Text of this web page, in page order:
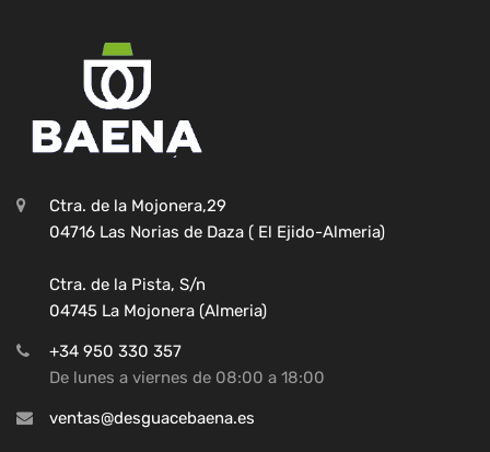
Ctra. de la Mojonera,29
04716 Las Norias de Daza ( El Ejido-Almeria)
Ctra. de la Pista, S/n
04745 La Mojonera (Almeria)
+34 950 330 357
De lunes a viernes de 08:00 a 18:00
ventas@desguacebaena.es